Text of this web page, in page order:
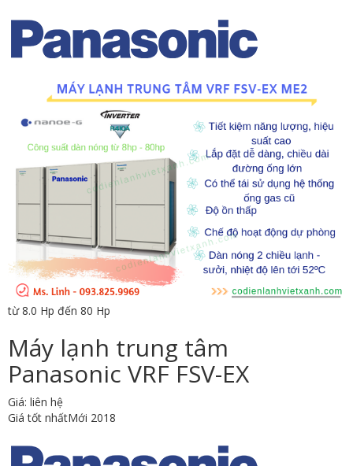
từ 8.0 Hp đến 80 Hp
Máy lạnh trung tâm
Panasonic VRF FSV-EX
Giá: liên hệ
Giá tốt nhấtMới 2018